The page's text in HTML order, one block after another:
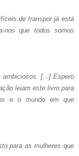
de transpor já está
nos que todos somos
ambiciosos. [...] Espero
leiam este livro para
e o mundo em que
para as mulheres que